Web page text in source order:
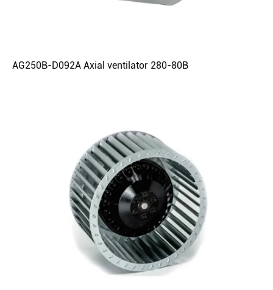
AG250B-D092A Axial ventilator 280-80B